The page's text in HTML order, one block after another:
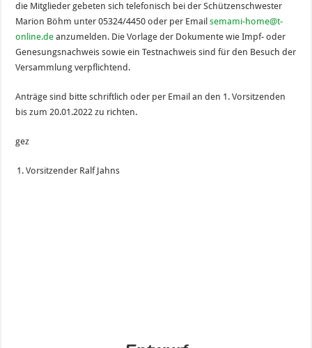
die Mitglieder gebeten sich telefonisch bei der Schützenschwester
Marion Böhm unter 05324/4450 oder per Emailsemami-home@t-
online.de anzumelden. Die Vorlage der Dokumente wie Impf- oder
Genesungsnachweis sowie ein Testnachweis sind für den Besuch der
Versammlung verpflichtend.
Anträge sind bitte schriftlich oder per Email an den 1. Vorsitzenden
bis zum 20.01.2022 zu richten.
gez
Vorsitzender Ralf Jahns